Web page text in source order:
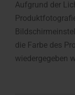
Aufgrund der
die Farbe des
wiedergegeben